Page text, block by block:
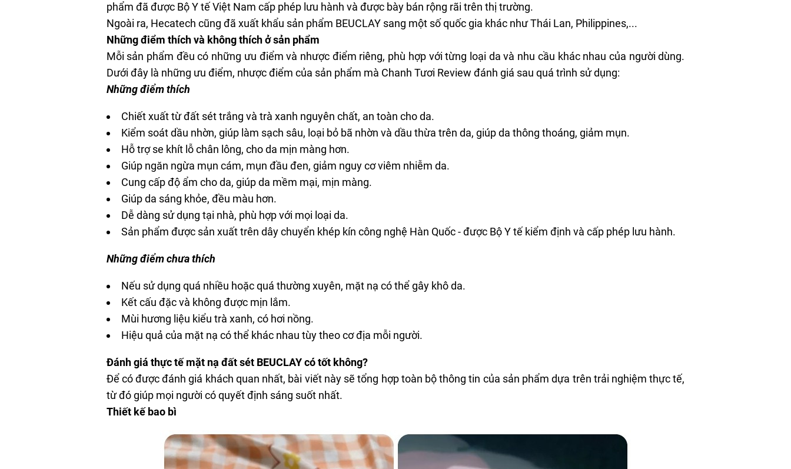
phẩm đã được Bộ Y tế Việt Nam cấp phép lưu hành và được bày bán rộng rãi trên thị trường.
Ngoài ra, Hecatech cũng đã xuất khẩu sản phẩm BEUCLAY sang một số quốc gia khác như Thái Lan, Philippines,...
Những điểm thích và không thích ở sản phẩm
Mỗi sản phẩm đều có những ưu điểm và nhược điểm riêng, phù hợp với từng loại da và nhu cầu khác nhau của người dùng.
Dưới đây là những ưu điểm, nhược điểm của sản phẩm mà Chanh Tươi Review đánh giá sau quá trình sử dụng:
Những điểm thích
Chiết xuất từ đất sét trắng và trà xanh nguyên chất, an toàn cho da.
Kiểm soát dầu nhờn, giúp làm sạch sâu, loại bỏ bã nhờn và dầu thừa trên da, giúp da thông thoáng, giảm mụn.
Hỗ trợse khít lỗ chân lông, cho da mịn màng hơn.
Giúp ngăn ngừa mụn cám, mụn đầu đen, giảm nguy cơ viêm nhiễm da.
Cung cấp độ ẩm cho da, giúp da mềm mại, mịn màng.
Giúp da sáng khỏe, đều màu hơn.
Dễ dàng sử dụng tại nhà, phù hợp với mọi loại da.
Sản phẩm được sản xuất trên dây chuyển khép kín công nghệ Hàn Quốc - được Bộ Y tế kiểm định và cấp phép lưu hành.
Những điểm chưa thích
Nếu sử dụng quá nhiều hoặc quá thường xuyên, mặt nạ có thể gây khô da.
Kết cấu đặc và không được mịn lắm.
Mùi hương liệu kiểu trà xanh, có hơi nồng.
Hiệu quả của mặt nạ có thể khác nhau tùy theo cơ địa mỗi người.
Đánh giá thực tế mặt nạ đất sét BEUCLAY có tốt không?
Để có được đánh giá khách quan nhất, bài viết này sẽ tổng hợp toàn bộ thông tin của sản phẩm dựa trên trải nghiệm thực tế,
từ đó giúp mọi người có quyết định sáng suốt nhất.
Thiết kế bao bì